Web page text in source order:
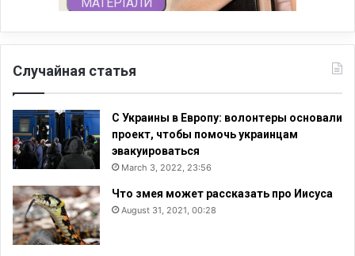
Случайная статья
С Украины в Европу: волонтеры основали
проект, чтобы помочь украинцам
эвакуироваться
March 3, 2022, 23:56
Что змея может рассказать про Иисуса
August 31, 2021, 00:28